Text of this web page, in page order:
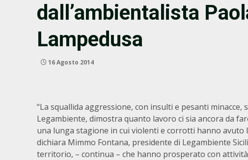
dall’ambientalista
Lampedusa
16 Agosto 2014
“La squallida aggressione, con insulti e pesanti minacce,
Legambiente, dimostra quanto lavoro ci sia ancora da
una lunga stagione in cui violenti e corrotti hanno avuto
dichiara Mimmo Fontana, presidente di Legambiente
territorio, – continua – che hanno prosperato con